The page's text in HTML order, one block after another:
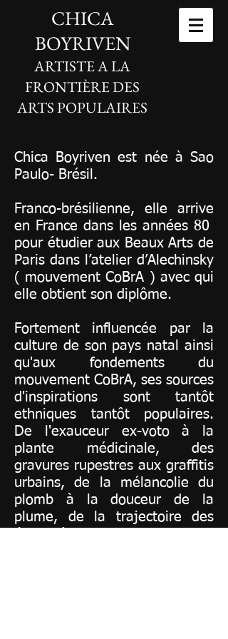
CHICA
BOYRIVEN
ARTISTE A LA
FRONTIÈRE DES
ARTS POPULAIRES
Chica Boyriven est née à Sao
Paulo- Brésil.
Franco-brésilienne, elle arrive
en France dans les années 80
pour étudier aux Beaux Arts de
Paris dans l’atelier d’Alechinsky
( mouvement CoBrA ) avec qui
elle obtient son diplôme.
Fortement influencée par la
culture de son pays natal ainsi
qu'aux fondements du
mouvement CoBrA, ses sources
d'inspirations sont tantôt
ethniques tantôt populaires.
De l'exauceur ex-voto à la
plante médicinale, des
gravures rupestres aux graffitis
urbains, de la mélancolie du
plomb à la douceur de la
plume, de la trajectoire des